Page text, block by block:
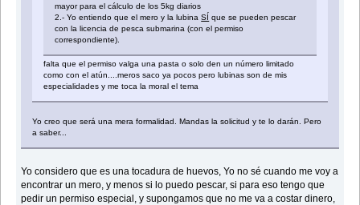
mayor para el cálculo de los 5kg diarios
2.- Yo entiendo que el mero y la lubinaSÍ que se pueden pescar
con la licencia de pesca submarina (con el permiso
correspondiente).
falta que el permiso valga una pasta o solo den un número limitado
como con el atún....meros saco ya pocos pero lubinas son de mis
especialidades y me toca la moral el tema
Yo creo que será una mera formalidad. Mandas la solicitud y te lo darán. Pero
a saber...
Yo considero que es una tocadura de huevos, Yo no sé cuando me voy a
encontrar un mero, y menos si lo puedo pescar, si para eso tengo que
pedir un permiso especial, y supongamos que no me va a costar dinero,